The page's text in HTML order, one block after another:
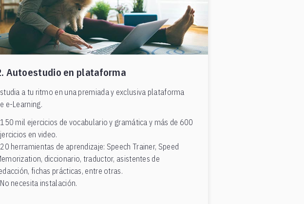
Autoestudio en plataforma
a tu ritmo en una premiada y exclusiva plataforma
e-Learning.
150 mil ejercicios de vocabulario y gramática y más de 600
en video.
20 herramientas de aprendizaje: Speech Trainer, Speed
diccionario, traductor, asistentes de
fichas prácticas, entre otras.
No necesita instalación.